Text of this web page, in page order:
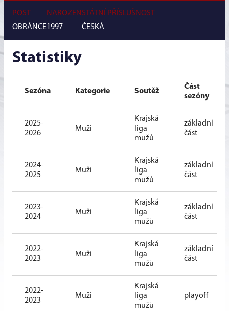
POST
OBRÁNCE
NAROZEN
1997
STÁTNÍ PŘÍSLUŠNOST
ČESKÁ
Statistiky
Sezóna Kategorie Soutěž
Část
sezóny
2025-
2026
Muži
Krajská
liga
mužů
základní
část
2024-
2025
Muži
Krajská
liga
mužů
základní
část
2023-
2024
Muži
Krajská
liga
mužů
základní
část
2022-
2023
Muži
Krajská
liga
mužů
základní
část
2022-
2023
Muži
Krajská
liga
mužů
playoff